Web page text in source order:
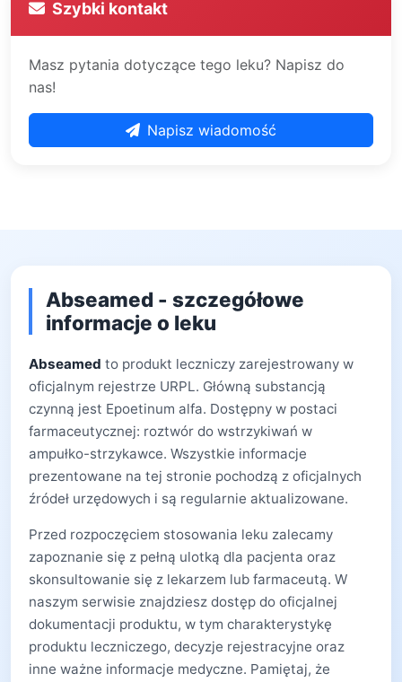
Szybki kontakt
Masz pytania dotyczące tego leku? Napisz do
nas!
Napisz wiadomość
Abseamed - szczegółowe
informacje o leku
Abseamed to produkt leczniczy zarejestrowany w
oficjalnym rejestrze URPL. Główną substancją
czynną jest Epoetinum alfa. Dostępny w postaci
farmaceutycznej: roztwór do wstrzykiwań w
ampułko-strzykawce. Wszystkie informacje
prezentowane na tej stronie pochodzą z oficjalnych
źródeł urzędowych i są regularnie aktualizowane.
Przed rozpoczęciem stosowania leku zalecamy
zapoznanie się z pełną ulotką dla pacjenta oraz
skonsultowanie się z lekarzem lub farmaceutą. W
naszym serwisie znajdziesz dostęp do oficjalnej
dokumentacji produktu, w tym charakterystykę
produktu leczniczego, decyzje rejestracyjne oraz
inne ważne informacje medyczne. Pamiętaj, że